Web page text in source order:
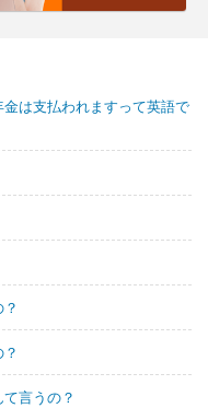
は支払われますって英語で
言うの？